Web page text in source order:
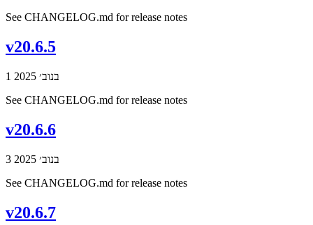
See CHANGELOG.md for release notes
v20.6.5
1 בנוב׳ 2025
See CHANGELOG.md for release notes
v20.6.6
3 בנוב׳ 2025
See CHANGELOG.md for release notes
v20.6.7